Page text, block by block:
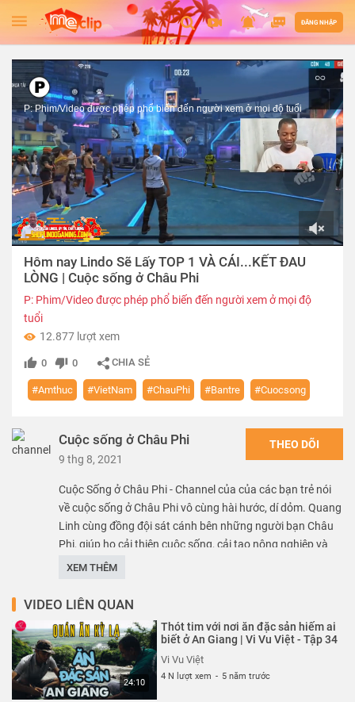
ĐĂNG NHẬP
17:39
P: Phim/Video được phép phổ biến đến người xem ở mọi độ tuổi
Hôm nay Lindo Sẽ Lấy TOP 1 VÀ CÁI...KẾT ĐAU
LÒNG | Cuộc sống ở Châu Phi
P: Phim/Video được phép phổ biến đến người xem ở mọi độ
tuổi
12.877 lượt xem
0 0 CHIA SẺ
#Amthuc #VietNam #ChauPhi #Bantre #Cuocsong
Cuộc sống ở Châu Phi
9 thg 8, 2021
THEO DÕI
Cuộc Sống ở Châu Phi - Channel của của các bạn trẻ nói
về cuộc sống ở Châu Phi vô cùng hài hước, dí dỏm. Quang
Linh cùng đồng đội sát cánh bên những người bạn Châu
Phi, giúp họ cải thiện cuộc sống, cải tạo nông nghiệp và
mang lại nhiều trải nghiệm cho vùng đất này. Qua đó,
nằm sát đường xích đạo.
Thể loại :REVIEW - TRẢI NGHIỆM
XEM THÊM
VIDEO LIÊN QUAN
24:10
Thót tim với nơi ăn đặc sản hiếm ai
biết ở An Giang | Vi Vu Việt - Tập 34
Vi Vu Việt
4 N lượt xem - 5 năm trước